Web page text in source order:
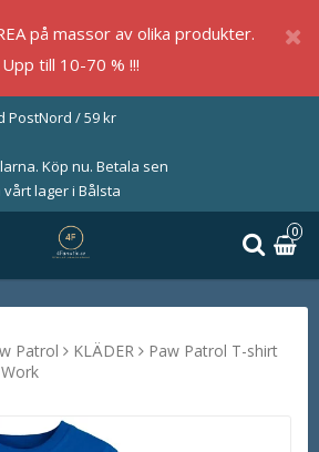
på massor av olika produkter.
Upp till 10-70 % !!!
PostNord / 59 kr
Köp nu. Betala sen
lager i Bålsta
0
Patrol KLÄDER
Paw Patrol T-shirt